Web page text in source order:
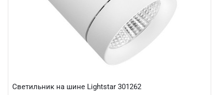
Светильник на шине Lightstar 301262